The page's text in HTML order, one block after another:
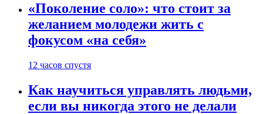
«Поколение соло»: что стоит за
желанием молодежи жить с
фокусом «на себя»
12 часов спустя
Как научиться управлять людьми,
если вы никогда этого не делали